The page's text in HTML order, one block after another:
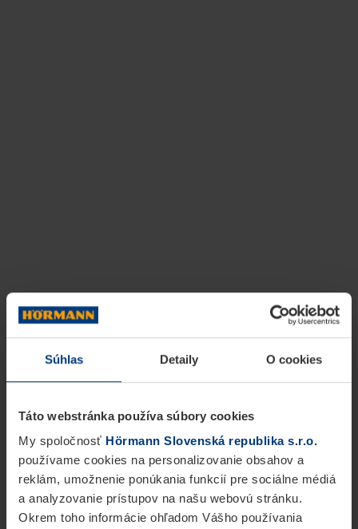
Súhlas Detaily O cookies
Táto webstránka používa súbory cookies
My spoločnosť Hörmann Slovenská republika s.r.o.
používame cookies na personalizovanie obsahov a
reklám, umožnenie ponúkania funkcií pre sociálne médiá
a analyzovanie prístupov na našu webovú stránku.
Okrem toho informácie ohľadom Vášho používania